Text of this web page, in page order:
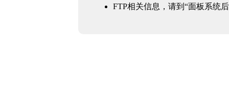
FTP相关信息，请到“面板系统